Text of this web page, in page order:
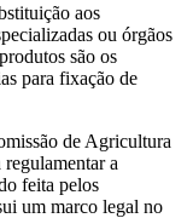
aos
ou órgãos
são os
para fixação de
de Agricultura
a
feita pelos
um marco legal no